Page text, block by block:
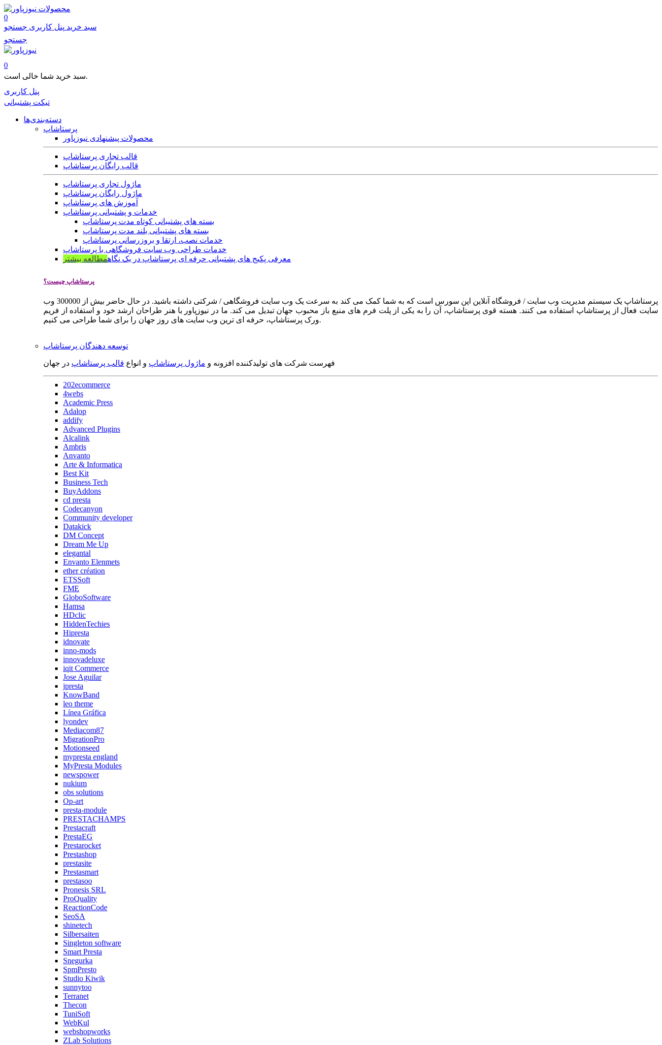
محصولات
0
سبد خرید پنل کاربری جستجو
جستجو
0
سبد خرید شما خالی است.
پنل کاربری
تیکت پشتیبانی
دسته‌بندی‌ها
پرستاشاپ
محصولات پیشنهادی نیوزپاور
قالب تجاری پرستاشاپ
قالب رایگان پرستاشاپ
ماژول تجاری پرستاشاپ
ماژول رایگان پرستاشاپ
آموزش های پرستاشاپ
خدمات و پشتیبانی پرستاشاپ
بسته های پشتیبانی کوتاه مدت پرستاشاپ
بسته های پشتیبانی بلند مدت پرستاشاپ
خدمات نصب، ارتقا و بروزرسانی پرستاشاپ
خدمات طراحی وب سایت فروشگاهی با پرستاشاپ
معرفی پکیج های پشتیبانی حرفه ای پرستاشاپ در یک نگاهمطالعه بیشتر
پرستاشاپ چیست؟
پرستاشاپ یک سیستم مدیریت وب سایت / فروشگاه آنلاین اپن سورس است که به شما کمک می کند به سرعت یک وب سایت فروشگاهی / شرکتی داشته باشید. در حال حاضر بیش از 300000 وب
سایت فعال از پرستاشاپ استفاده می کنند. هسته قوی پرستاشاپ، آن را به یکی از پلت فرم های منبع باز محبوب جهان تبدیل می کند. ما در نیوزپاور با هنر طراحان ارشد خود و استفاده از فریم
ورک پرستاشاپ، حرفه ای ترین وب سایت های روز جهان را برای شما طراحی می کنیم.
توسعه دهندگان پرستاشاپ
فهرست شرکت های تولیدکننده افزونه و ماژول پرستاشاپ و انواع قالب پرستاشاپ در جهان
202ecommerce
4webs
Academic Press
Adalop
addify
Advanced Plugins
Alcalink
Ambris
Anvanto
Arte & Informatica
Best Kit
Business Tech
BuyAddons
cd presta
Codecanyon
Community developer
Datakick
DM Concept
Dream Me Up
elegantal
Envanto Elenmets
ether création
ETSSoft
FME
GloboSoftware
Hamsa
HDclic
HiddenTechies
Hipresta
idnovate
inno-mods
innovadeluxe
iqit Commerce
Jose Aguilar
jpresta
KnowBand
leo theme
Línea Gráfica
lyondev
Mediacom87
MigrationPro
Motionseed
mypresta england
MyPresta Modules
newspower
nukium
obs solutions
Op-art
presta-module
PRESTACHAMPS
Prestacraft
PrestaEG
Prestarocket
Prestashop
prestasite
Prestasmart
prestasoo
Pronesis SRL
ProQuality
ReactionCode
SeoSA
shinetech
Silbersaiten
Singleton software
Smart Presta
Snegurka
SpmPresto
Studio Kiwik
sunnytoo
Terranet
Thecon
TuniSoft
WebKul
webshopworks
ZLab Solutions